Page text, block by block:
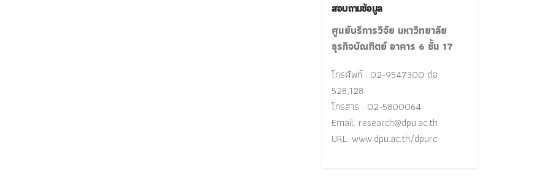
สอบถามข้อมูล
ศูนย์บริการวิจัย มหาวิทยาลัย
ธุรกิจบัณฑิตย์ อาคาร 6 ชั้น 17
โทรศัพท์ : 02-9547300 ต่อ
528,128
โทรสาร : 02-5800064
Email: research@dpu.ac.th
URL: www.dpu.ac.th/dpurc